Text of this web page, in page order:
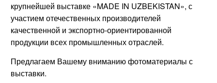
крупнейшей выставке «MADE IN UZBEKISTAN», с
участием отечественных производителей
качественной и экспортно-ориентированной
продукции всех промышленных отраслей.
Предлагаем Вашему вниманию фотоматериалы с
выставки.